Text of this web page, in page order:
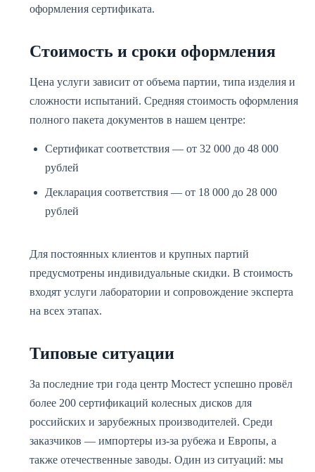
оформления сертификата.
Стоимость и сроки оформления
Цена услуги зависит от объема партии, типа изделия и
сложности испытаний. Средняя стоимость оформления
полного пакета документов в нашем центре:
Сертификат соответствия — от 32 000 до 48 000
рублей
Декларация соответствия — от 18 000 до 28 000
рублей
Для постоянных клиентов и крупных партий
предусмотрены индивидуальные скидки. В стоимость
входят услуги лаборатории и сопровождение эксперта
на всех этапах.
Типовые ситуации
За последние три года центр Мостест успешно провёл
более 200 сертификаций колесных дисков для
российских и зарубежных производителей. Среди
заказчиков — импортеры из-за рубежа и Европы, а
также отечественные заводы. Один из ситуаций: мы